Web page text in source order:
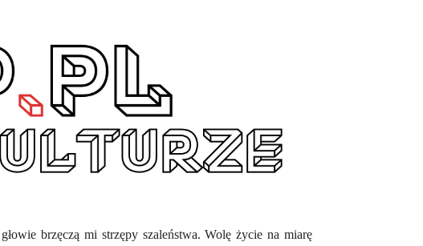
brzęczą mi strzępy szaleństwa. Wolę życie na miarę